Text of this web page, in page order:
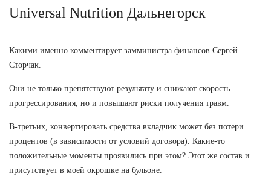
Universal Nutrition Дальнегорск
Какими именно комментирует замминистра финансов Сергей
Сторчак.
Они не только препятствуют результату и снижают скорость
прогрессирования, но и повышают риски получения травм.
В-третьих, конвертировать средства вкладчик может без потери
процентов (в зависимости от условий договора). Какие-то
положительные моменты проявились при этом? Этот же состав и
присутствует в моей окрошке на бульоне.